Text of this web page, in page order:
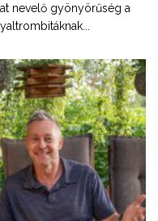
nevelő gyönyörűség a